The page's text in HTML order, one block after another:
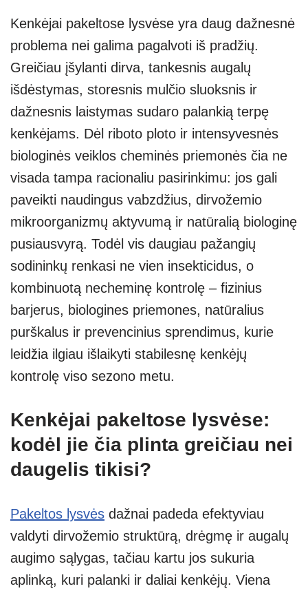
at
s
A
p
p
p
e
e
gr
a
m
er ss
e
n
g
er
ar
e
Kenkėjai pakeltose lysvėse yra daug dažnesnė
problema nei galima pagalvoti iš pradžių.
Greičiau įšylanti dirva, tankesnis augalų
išdėstymas, storesnis mulčio sluoksnis ir
dažnesnis laistymas sudaro palankią terpę
kenkėjams. Dėl riboto ploto ir intensyvesnės
biologinės veiklos cheminės priemonės čia ne
visada tampa racionaliu pasirinkimu: jos gali
paveikti naudingus vabzdžius, dirvožemio
mikroorganizmų aktyvumą ir natūralią biologinę
pusiausvyrą. Todėl vis daugiau pažangių
sodininkų renkasi ne vien insekticidus, o
kombinuotą necheminę kontrolę – fizinius
barjerus, biologines priemones, natūralius
purškalus ir prevencinius sprendimus, kurie
leidžia ilgiau išlaikyti stabilesnę kenkėjų
kontrolę viso sezono metu.
Kenkėjai pakeltose lysvėse:
kodėl jie čia plinta greičiau nei
daugelis tikisi?
Pakeltos lysvės dažnai padeda efektyviau
valdyti dirvožemio struktūrą, drėgmę ir augalų
augimo sąlygas, tačiau kartu jos sukuria
aplinką, kuri palanki ir daliai kenkėjų. Viena